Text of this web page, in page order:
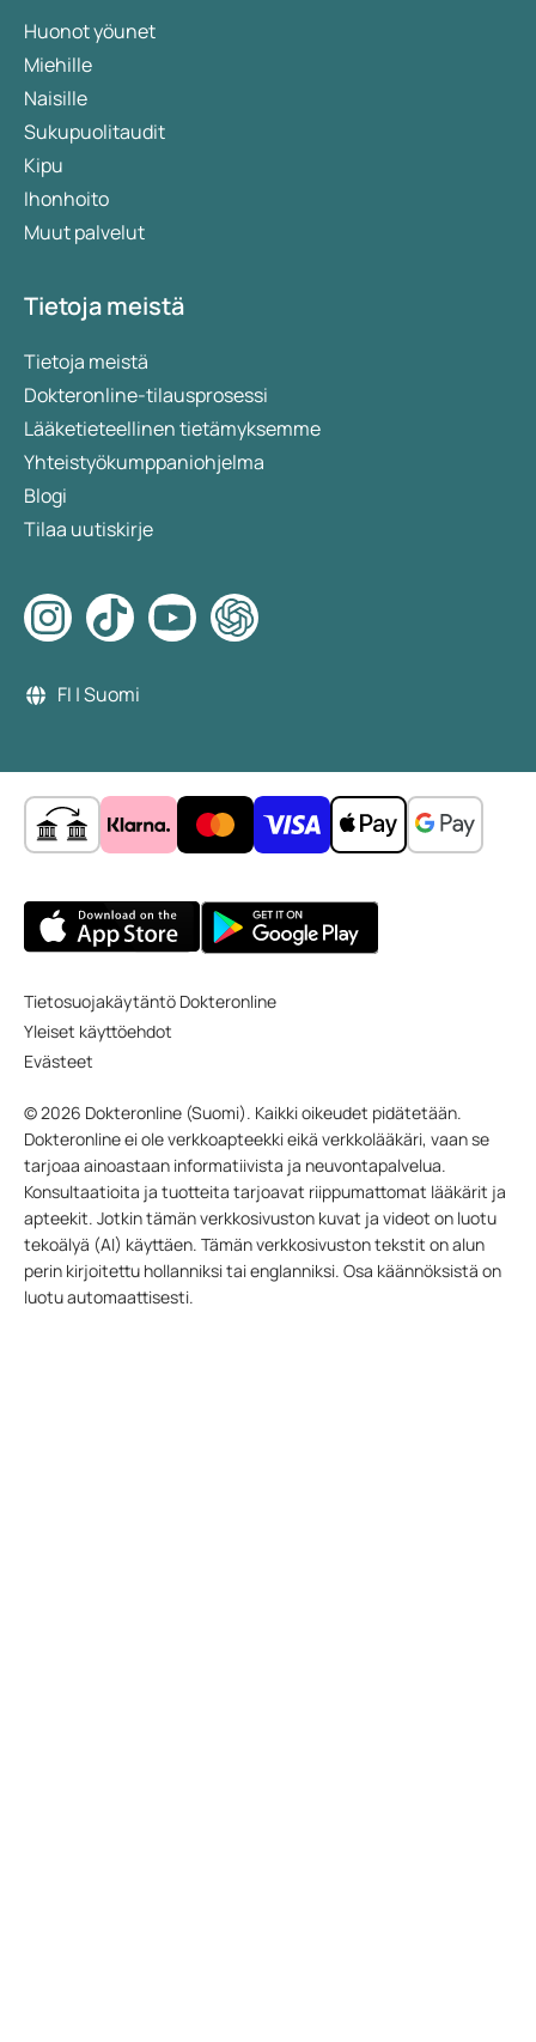
Huonot yöunet
Miehille
Naisille
Sukupuolitaudit
Kipu
Ihonhoito
Muut palvelut
Tietoja meistä
Tietoja meistä
Dokteronline-tilausprosessi
Lääketieteellinen tietämyksemme
Yhteistyökumppaniohjelma
Blogi
Tilaa uutiskirje
FI | Suomi
Tietosuojakäytäntö Dokteronline
Yleiset käyttöehdot
Evästeet
© 2026 Dokteronline (Suomi). Kaikki oikeudet pidätetään.
Dokteronline ei ole verkkoapteekki eikä verkkolääkäri, vaan se
tarjoaa ainoastaan informatiivista ja neuvontapalvelua.
Konsultaatioita ja tuotteita tarjoavat riippumattomat lääkärit ja
apteekit. Jotkin tämän verkkosivuston kuvat ja videot on luotu
tekoälyä (AI) käyttäen. Tämän verkkosivuston tekstit on alun
perin kirjoitettu hollanniksi tai englanniksi. Osa käännöksistä on
luotu automaattisesti.